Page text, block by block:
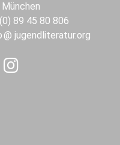
89 45 80 806
jugendliteratur.org